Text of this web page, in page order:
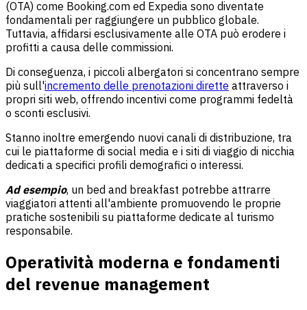
(OTA) come Booking.com ed Expedia sono diventate
fondamentali per raggiungere un pubblico globale.
Tuttavia, affidarsi esclusivamente alle OTA può erodere i
profitti a causa delle commissioni.
Di conseguenza, i piccoli albergatori si concentrano sempre
più sull'incremento delle prenotazioni dirette attraverso i
propri siti web, offrendo incentivi come programmi fedeltà
o sconti esclusivi.
Stanno inoltre emergendo nuovi canali di distribuzione, tra
cui le piattaforme di social media e i siti di viaggio di nicchia
dedicati a specifici profili demografici o interessi.
Ad esempio, un bed and breakfast potrebbe attrarre
viaggiatori attenti all'ambiente promuovendo le proprie
pratiche sostenibili su piattaforme dedicate al turismo
responsabile.
Operatività moderna e fondamenti
del revenue management